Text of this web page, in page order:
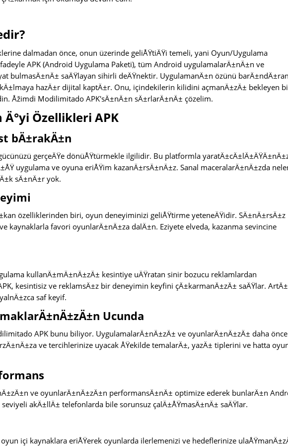
dalmadan önce, onun üzerinde geliÅŸtiÄŸi temeli, yani Oyun/Uygulama
APK (Android Uygulama Paketi), tüm Android uygulamalarÄ±nÄ±n ve
bulmasÄ±nÄ± saÄŸlayan sihirli deÄŸnektir. UygulamanÄ±n özünü
hazÄ±r dijital kaptÄ±r. Onu, içindekilerin kilidini açmanÄ±zÄ± bekleyen
Åžimdi Modilimitado APK'sÄ±nÄ±n sÄ±rlarÄ±nÄ± çözelim.
Özellikleri APK
bÄ±rakÄ±n
gerçeÄŸe dönüÅŸtürmekle ilgilidir. Bu platformla
uygulama ve oyuna eriÅŸim kazanÄ±rsÄ±nÄ±z. Sanal maceralarÄ±nÄ±zda
sÄ±nÄ±r yok.
özelliklerinden biri, oyun deneyiminizi geliÅŸtirme yeteneÄŸidir. SÄ±nÄ±rsÄ±z
kaynaklarla favori oyunlarÄ±nÄ±za dalÄ±n. Eziyete elveda, kazanma sevincine
kullanÄ±mÄ±nÄ±zÄ± kesintiye uÄŸratan sinir bozucu reklamlardan
kesintisiz ve reklamsÄ±z bir deneyimin keyfini çÄ±karmanÄ±zÄ± saÄŸlar.
saf keyif.
Ucunda
APK bunu biliyor. UygulamalarÄ±nÄ±zÄ± ve oyunlarÄ±nÄ±zÄ± daha
ve tercihlerinize uyacak ÅŸekilde temalarÄ±, yazÄ± tiplerini ve hatta
ve oyunlarÄ±nÄ±zÄ±n performansÄ±nÄ± optimize ederek bunlarÄ±n
akÄ±llÄ± telefonlarda bile sorunsuz çalÄ±ÅŸmasÄ±nÄ± saÄŸlar.
içi kaynaklara eriÅŸerek oyunlarda ilerlemenizi ve hedeflerinize